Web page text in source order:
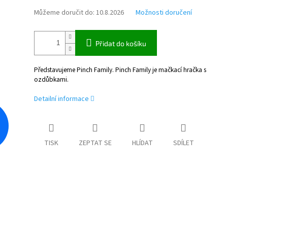
Můžeme doručit do: 10.8.2026 Možnosti doručení
Přidat do košíku
Představujeme Pinch Family. Pinch Family je mačkací hračka s
ozdůbkami.
Detailní informace
TISK ZEPTAT SE HLÍDAT SDÍLET